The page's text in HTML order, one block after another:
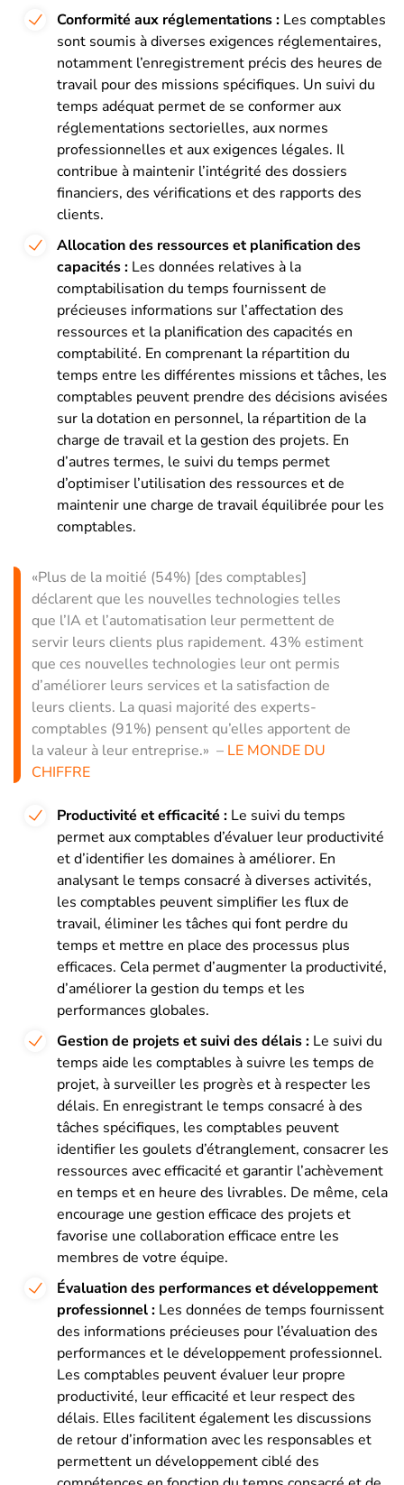
Conformité aux réglementations : Les comptables
sont soumis à diverses exigences réglementaires,
notamment l’enregistrement précis des heures de
travail pour des missions spécifiques. Un suivi du
temps adéquat permet de se conformer aux
réglementations sectorielles, aux normes
professionnelles et aux exigences légales. Il
contribue à maintenir l’intégrité des dossiers
financiers, des vérifications et des rapports des
clients.
Allocation des ressources et planification des
capacités : Les données relatives à la
comptabilisation du temps fournissent de
précieuses informations sur l’affectation des
ressources et la planification des capacités en
comptabilité. En comprenant la répartition du
temps entre les différentes missions et tâches, les
comptables peuvent prendre des décisions avisées
sur la dotation en personnel, la répartition de la
charge de travail et la gestion des projets. En
d’autres termes, le suivi du temps permet
d’optimiser l’utilisation des ressources et de
maintenir une charge de travail équilibrée pour les
comptables.
«Plus de la moitié (54%) [des comptables]
déclarent que les nouvelles technologies telles
que l’IA et l’automatisation leur permettent de
servir leurs clients plus rapidement. 43% estiment
que ces nouvelles technologies leur ont permis
d’améliorer leurs services et la satisfaction de
leurs clients. La quasi majorité des experts-
comptables (91%) pensent qu’elles apportent de
la valeur à leur entreprise.» – LE MONDE DU
CHIFFRE
Productivité et efficacité : Le suivi du temps
permet aux comptables d’évaluer leur productivité
et d’identifier les domaines à améliorer. En
analysant le temps consacré à diverses activités,
les comptables peuvent simplifier les flux de
travail, éliminer les tâches qui font perdre du
temps et mettre en place des processus plus
efficaces. Cela permet d’augmenter la productivité,
d’améliorer la gestion du temps et les
performances globales.
Gestion de projets et suivi des délais : Le suivi du
temps aide les comptables à suivre les temps de
projet, à surveiller les progrès et à respecter les
délais. En enregistrant le temps consacré à des
tâches spécifiques, les comptables peuvent
identifier les goulets d’étranglement, consacrer les
ressources avec efficacité et garantir l’achèvement
en temps et en heure des livrables. De même, cela
encourage une gestion efficace des projets et
favorise une collaboration efficace entre les
membres de votre équipe.
Évaluation des performances et développement
professionnel : Les données de temps fournissent
des informations précieuses pour l’évaluation des
performances et le développement professionnel.
Les comptables peuvent évaluer leur propre
productivité, leur efficacité et leur respect des
délais. Elles facilitent également les discussions
de retour d’information avec les responsables et
permettent un développement ciblé des